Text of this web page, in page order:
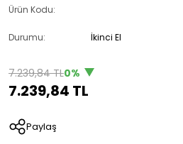
Ürün Kodu:
Durumu: İkinci El
7.239,84 TL0%
7.239,84 TL
Paylaş